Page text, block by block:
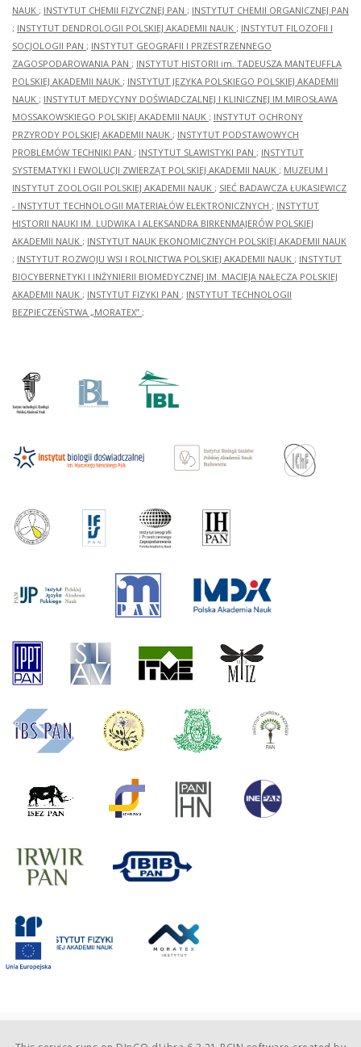
NAUK ; INSTYTUT CHEMII FIZYCZNEJ PAN ; INSTYTUT CHEMII ORGANICZNEJ PAN
; INSTYTUT DENDROLOGII POLSKIEJ AKADEMII NAUK ; INSTYTUT FILOZOFII I
SOCJOLOGII PAN ; INSTYTUT GEOGRAFII I PRZESTRZENNEGO
ZAGOSPODAROWANIA PAN ; INSTYTUT HISTORII im. TADEUSZA MANTEUFFLA
POLSKIEJ AKADEMII NAUK ; INSTYTUT JĘZYKA POLSKIEGO POLSKIEJ AKADEMII
NAUK ; INSTYTUT MEDYCYNY DOŚWIADCZALNEJ I KLINICZNEJ IM.MIROSŁAWA
MOSSAKOWSKIEGO POLSKIEJ AKADEMII NAUK ; INSTYTUT OCHRONY
PRZYRODY POLSKIEJ AKADEMII NAUK ; INSTYTUT PODSTAWOWYCH
PROBLEMÓW TECHNIKI PAN ; INSTYTUT SLAWISTYKI PAN ; INSTYTUT
SYSTEMATYKI I EWOLUCJI ZWIERZĄT POLSKIEJ AKADEMII NAUK ; MUZEUM I
INSTYTUT ZOOLOGII POLSKIEJ AKADEMII NAUK ; SIEĆ BADAWCZA ŁUKASIEWICZ
- INSTYTUT TECHNOLOGII MATERIAŁÓW ELEKTRONICZNYCH ; INSTYTUT
HISTORII NAUKI IM. LUDWIKA I ALEKSANDRA BIRKENMAJERÓW POLSKIEJ
AKADEMII NAUK ; INSTYTUT NAUK EKONOMICZNYCH POLSKIEJ AKADEMII NAUK
; INSTYTUT ROZWOJU WSI I ROLNICTWA POLSKIEJ AKADEMII NAUK ; INSTYTUT
BIOCYBERNETYKI I INŻYNIERII BIOMEDYCZNEJ IM. MACIEJA NAŁĘCZA POLSKIEJ
AKADEMII NAUK ; INSTYTUT FIZYKI PAN ; INSTYTUT TECHNOLOGII
BEZPIECZEŃSTWA „MORATEX” ;